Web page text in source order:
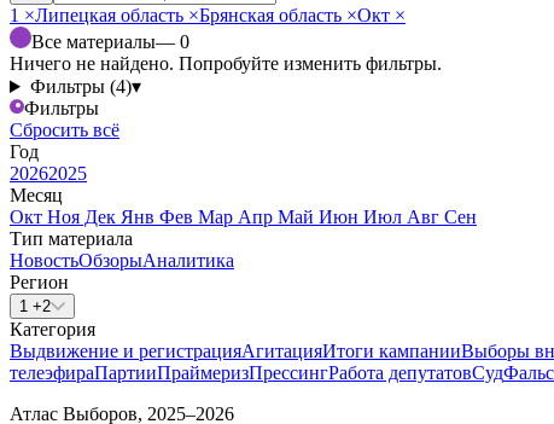
1 ×Липецкая область ×Брянская область ×Окт ×
Все материалы— 0
Ничего не найдено. Попробуйте изменить фильтры.
Фильтры (4)▾
Фильтры
Сбросить всё
Год
20262025
Месяц
Окт Ноя Дек Янв Фев Мар Апр Май Июн Июл Авг Сен
Тип материала
НовостьОбзорыАналитика
Регион
1 +2
Категория
Выдвижение и регистрацияАгитацияИтоги кампанииВыборы
телеэфираПартииПраймеризПрессингРабота депутатовСуд
Атлас Выборов, 2025–2026